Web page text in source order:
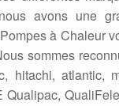
avons une
à Chaleur
sommes
hitachi,